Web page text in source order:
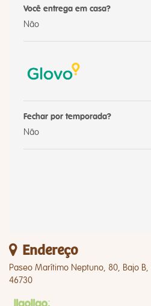
Você entrega em casa?
Não
Fechar por temporada?
Não
Endereço
Paseo Marítimo Neptuno, 80, Bajo
46730